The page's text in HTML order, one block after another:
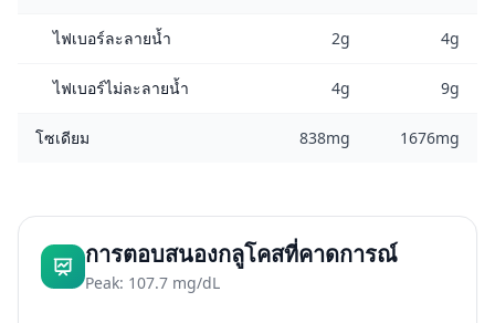
ไฟเบอร์ละลายน้ำ 2g 4g
ไฟเบอร์ไม่ละลายน้ำ 4g 9g
โซเดียม 838mg 1676mg
การตอบสนองกลูโคสที่คาดการณ์
Peak: 107.7 mg/dL